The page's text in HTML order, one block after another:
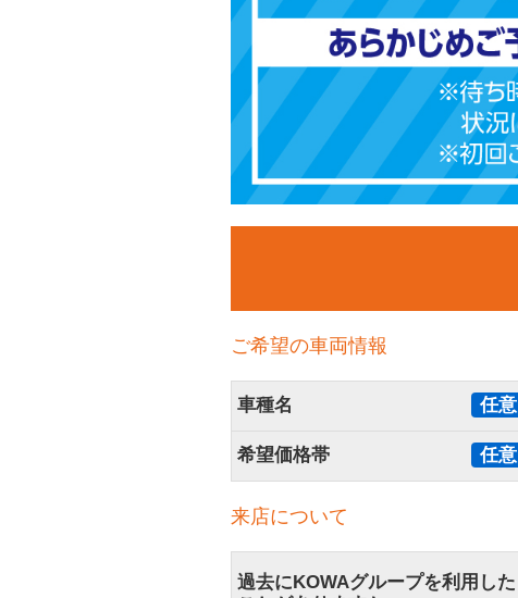
ご希望の車両情報
車種名 任意
希望価格帯 任意
来店について
過去にKOWAグループを利用した